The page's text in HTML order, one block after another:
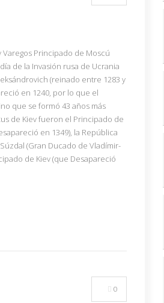
Varegos Principado de Moscú
de la Invasión rusa de Ucrania
(reinado entre 1283 y
en 1240, por lo que el
que se formó 43 años más
de Kiev fueron el Principado de
en 1349), la República
(Gran Ducado de Vladímir-
de Kiev (que Desapareció
0